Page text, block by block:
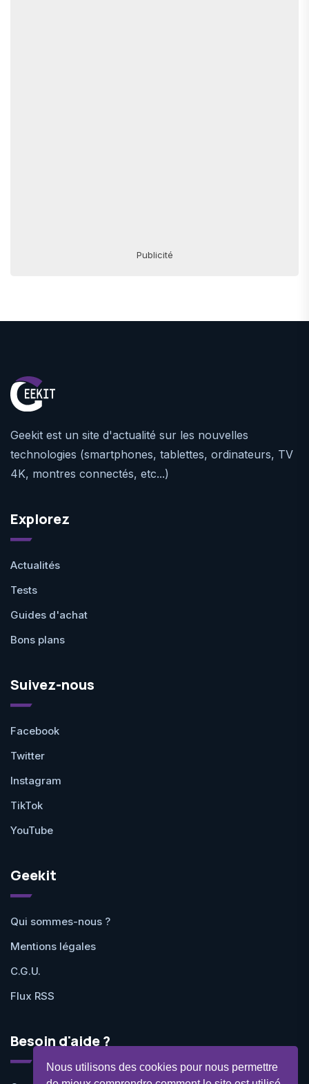
Nous utilisons des cookies pour nous permettre
Publicité
Geekit est un site d'actualité sur les nouvelles
technologies (smartphones, tablettes, ordinateurs, TV
4K, montres connectés, etc...)
Explorez
Actualités
Tests
Guides d'achat
Bons plans
Suivez-nous
Facebook
Twitter
Instagram
TikTok
YouTube
Geekit
Qui sommes-nous ?
Mentions légales
C.G.U.
Flux RSS
Besoin d'aide ?